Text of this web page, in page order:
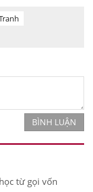
BÌNH LUẬN
từ gọi vốn